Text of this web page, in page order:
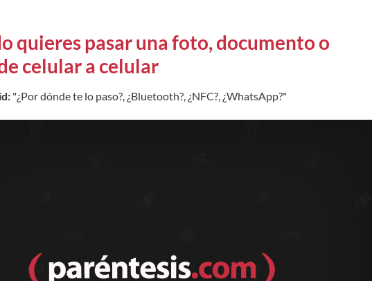
quieres pasar una foto, documento o
celular a celular
"¿Por dónde te lo paso?, ¿Bluetooth?, ¿NFC?, ¿WhatsApp?"